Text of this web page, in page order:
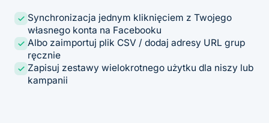
Synchronizacja jednym kliknięciem z Twojego
własnego konta na Facebooku
Albo zaimportuj plik CSV / dodaj adresy URL grup
ręcznie
Zapisuj zestawy wielokrotnego użytku dla niszy lub
kampanii